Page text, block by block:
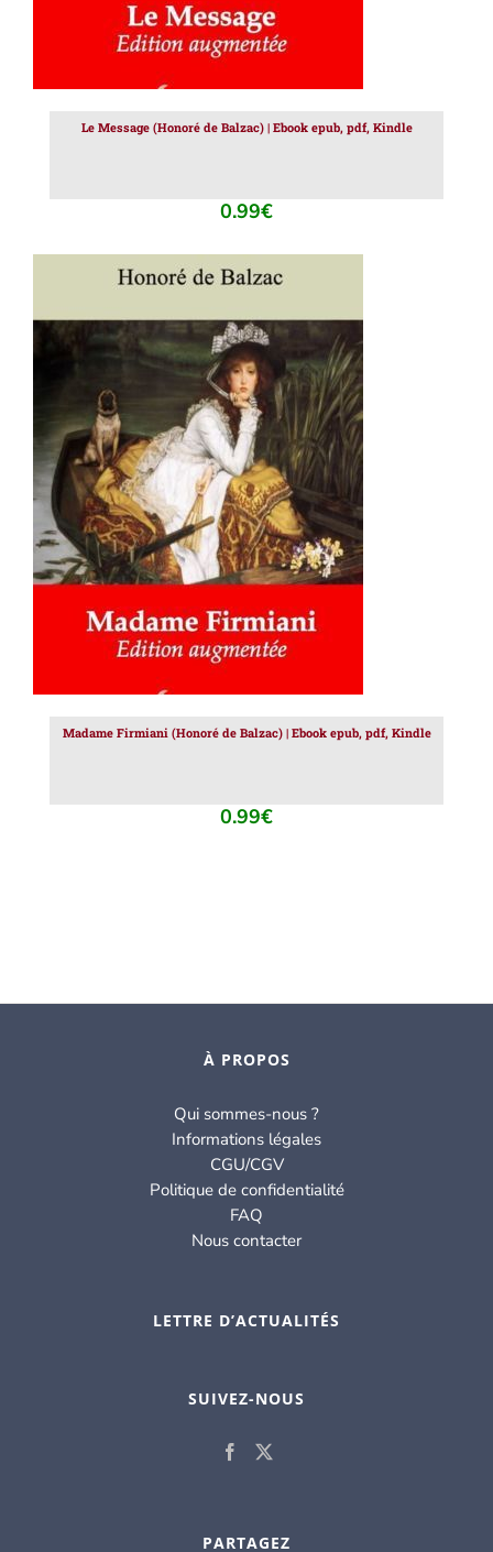
Le Message (Honoré de Balzac) | Ebook epub, pdf, Kindle
0.99€
AJOUTER AU PANIER / DÉTAILS
Madame Firmiani (Honoré de Balzac) | Ebook epub, pdf, Kindle
0.99€
À PROPOS
Qui sommes-nous ?
Informations légales
CGU/CGV
Politique de confidentialité
FAQ
Nous contacter
LETTRE D’ACTUALITÉS
SUIVEZ-NOUS
PARTAGEZ